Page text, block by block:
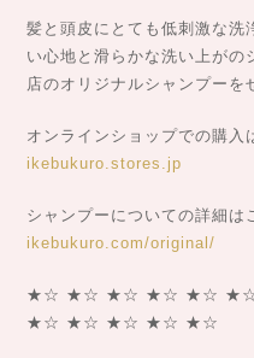
髪と頭皮にとても低刺激な洗
い心地と滑らかな洗い上がの
店のオリジナルシャンプーを
オンラインショップでの購
ikebukuro.stores.jp
シャンプーについての詳細
ikebukuro.com/original/
★☆ ★☆ ★☆ ★☆ ★☆
★☆ ★☆ ★☆ ★☆ ★☆